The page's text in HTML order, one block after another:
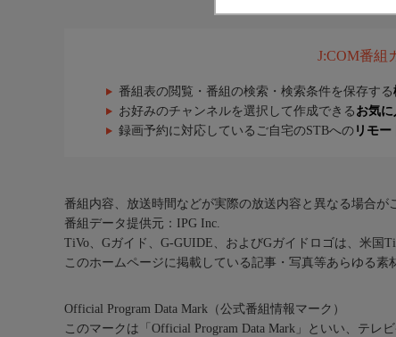
J:COM番組
番組表の閲覧・番組の検索・検索条件を保存する
お好みのチャンネルを選択して作成できる お気
録画予約に対応しているご自宅のSTBへの リモー
番組内容、放送時間などが実際の放送内容と異なる場合が
番組データ提供元：IPG Inc.
TiVo、Gガイド、G-GUIDE、およびGガイドロゴは、米国
このホームページに掲載している記事・写真等あらゆる素
Official Program Data Mark（公式番組情報マーク）
このマークは「Official Program Data Mark」といい、テレ